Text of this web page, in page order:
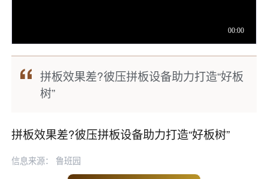
拼板效果差?彼压拼板设备助力打造“好板
树”
拼板效果差?彼压拼板设备助力打造“好板树”
信息来源： 鲁班园